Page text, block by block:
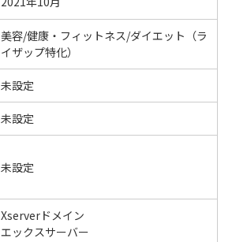
美容/健康・フィットネス/ダイエット（ラ
イザップ特化）
未設定
未設定
未設定
Xserverドメイン
エックスサーバー